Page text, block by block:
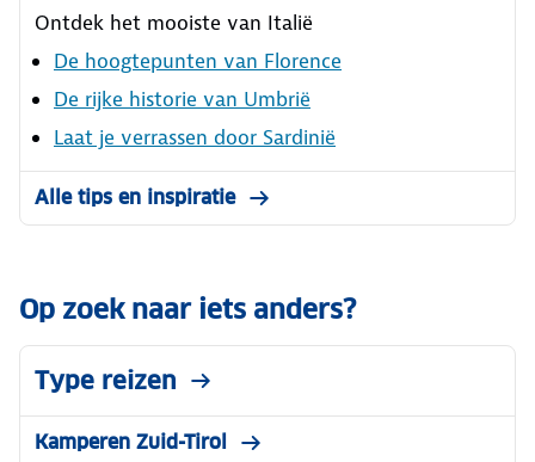
Ontdek het mooiste van Italië
De hoogtepunten van Florence
De rijke historie van Umbrië
Laat je verrassen door Sardinië
Alle tips en inspiratie
Op zoek naar iets anders?
Type reizen
Kamperen Zuid-Tirol